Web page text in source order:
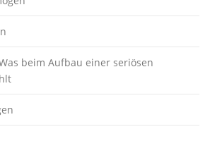
beim Aufbau einer seriösen